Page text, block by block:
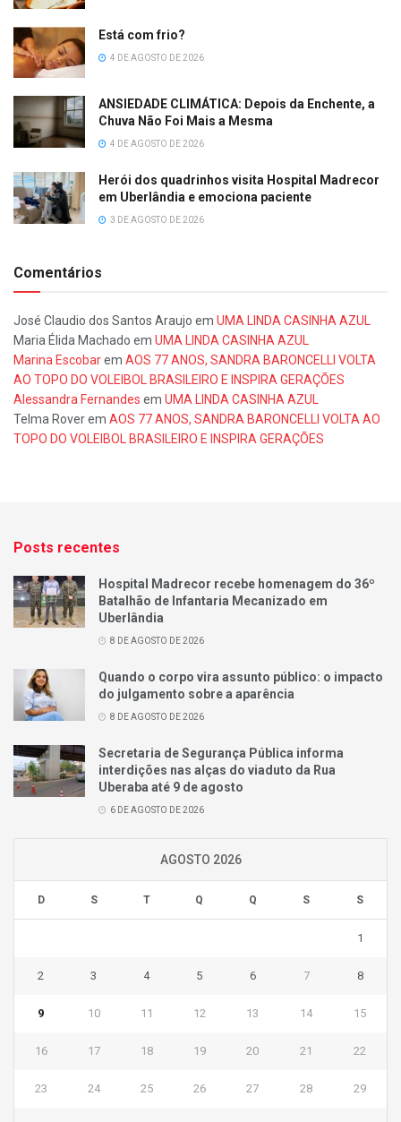
Está com frio?
4 DE AGOSTO DE 2026
ANSIEDADE CLIMÁTICA: Depois da Enchente, a
Chuva Não Foi Mais a Mesma
4 DE AGOSTO DE 2026
Herói dos quadrinhos visita Hospital Madrecor
em Uberlândia e emociona paciente
3 DE AGOSTO DE 2026
Comentários
José Claudio dos Santos Araujo em UMA LINDA CASINHA AZUL
Maria Élida Machado em UMA LINDA CASINHA AZUL
Marina Escobarem AOS 77 ANOS, SANDRA BARONCELLI VOLTA
AO TOPO DO VOLEIBOL BRASILEIRO E INSPIRA GERAÇÕES
Alessandra Fernandes em UMA LINDA CASINHA AZUL
Telma Roverem AOS 77 ANOS, SANDRA BARONCELLI VOLTA AO
TOPO DO VOLEIBOL BRASILEIRO E INSPIRA GERAÇÕES
Posts recentes
Hospital Madrecor recebe homenagem do 36º
Batalhão de Infantaria Mecanizado em
Uberlândia
8 DE AGOSTO DE 2026
Quando o corpo vira assunto público: o impacto
do julgamento sobre a aparência
8 DE AGOSTO DE 2026
Secretaria de Segurança Pública informa
interdições nas alças do viaduto da Rua
Uberaba até 9 de agosto
6 DE AGOSTO DE 2026
AGOSTO 2026
D S T Q Q S S
1
2 3 4 5 6 7 8
9 10 11 12 13 14 15
16 17 18 19 20 21 22
23 24 25 26 27 28 29